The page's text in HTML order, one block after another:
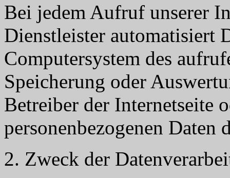
Bei jedem Aufruf unserer
Dienstleister automatisiert
Computersystem des
Speicherung oder
Betreiber der Internetseite
personenbezogenen Daten
2. Zweck der